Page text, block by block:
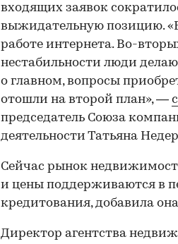
входящих заявок
выжидательную позицию.
работе интернета. Во-
нестабильности люди
о главном, вопросы
отошли на второй план», —
председатель Союза
деятельности Татьяна
Сейчас рынок
и цены поддерживаются в
кредитования, добавила
Директор агентства